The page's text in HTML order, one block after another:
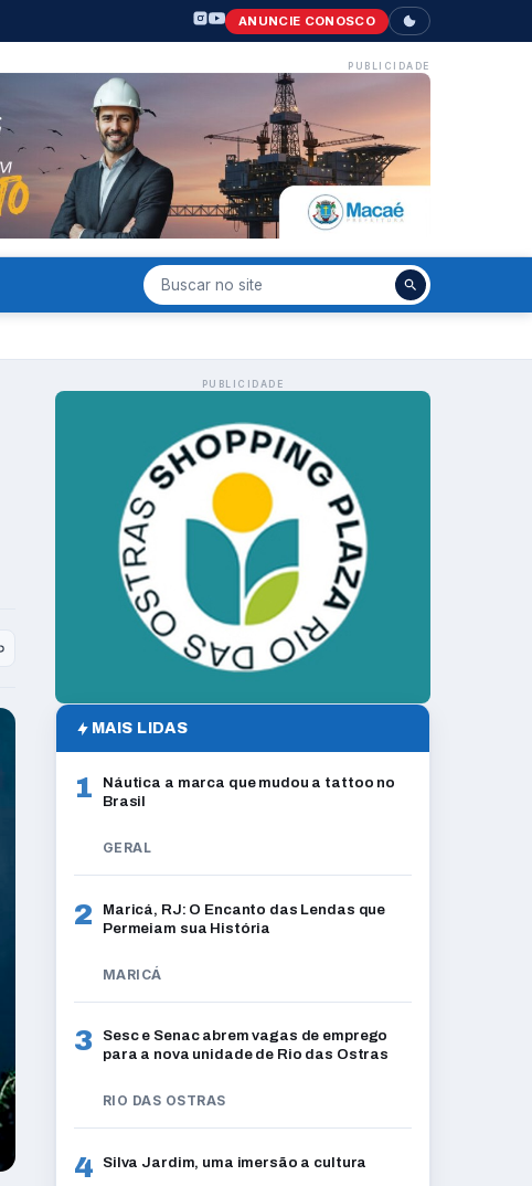
ANUNCIE CONOSCO
PUBLICIDADE
PUBLICIDADE
MAIS LIDAS
1
Náutica a marca que mudou a tattoo no
Brasil
GERAL
2
Maricá, RJ: O Encanto das Lendas que
Permeiam sua História
MARICÁ
3
Sesc e Senac abrem vagas de emprego
para a nova unidade de Rio das Ostras
RIO DAS OSTRAS
4 Silva Jardim, uma imersão a cultura